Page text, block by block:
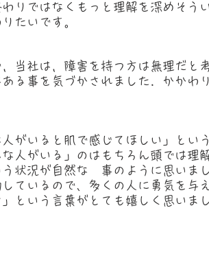
りではなくもっと理解を深めそう
たいです。
当社は，障害を持つ方は無理だと
る事を気づかされました．かかわ
がいると肌で感じてほしい」とい
な人がいる」のはもちろん頭では理
状況が自然な　事のように思いま
ているので、多くの人に勇気を与
という言葉がとても嬉しく思いまし